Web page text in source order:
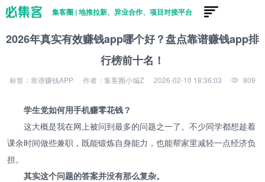
集客圈 | 地推拉新、异业合作、项目对接平台
2026年真实有效赚钱app哪个好？盘点靠谱赚钱app排
行榜前十名！
标签：靠谱赚钱APP 作者：集客圈小编Z 2026-02-10 18:36:03 809
学生党如何用手机赚零花钱？
这大概是我在网上被问到最多的问题之一了。不少同学都想趁着
课余时间做些兼职，既能锻炼自身能力，也能帮家里减轻一点经济负
担。
其实这个问题的答案并没有那么复杂。